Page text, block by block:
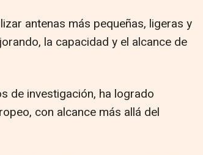
antenas más pequeñas, ligeras y
la capacidad y el alcance de
de investigación, ha logrado
con alcance más allá del